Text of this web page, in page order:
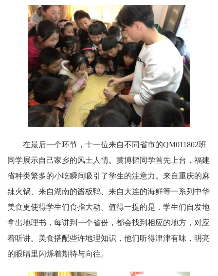
在最后一个环节，十一位来自不同省市的QM011802班
同学展示自己家乡的风土人情。黄博韬同学首先上台，福建
省种类繁多的小吃瞬间吸引了学生的注意力。来自重庆的麻
辣火锅、来自湖南的酱板鸭、来自大连的海鲜等一系列中华
美食更使得学生们食指大动。值得一提的是，学生们自发地
拿出地理书，每讲到一个省份，都会找到相应的地方，对应
着听讲。美食搭配些许地理知识，他们听得津津有味，明亮
的眼睛里闪烁着期待与向往。